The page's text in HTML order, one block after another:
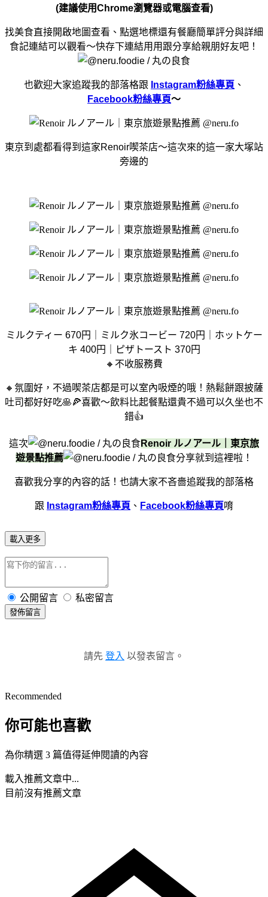
(建議使用Chrome瀏覽器或電腦查看)
找美食直接開啟地圖查看、點選地標還有餐廳簡單評分與詳細
食記連結可以觀看～快存下連結用用跟分享給親朋好友吧！
也歡迎大家追蹤我的部落格跟 Instagram粉絲專頁 、
Facebook粉絲專頁～
東京到處都看得到這家Renoir喫茶店～這次來的這一家大塚站
旁邊的
ミルクティー 670円｜ミルク氷コービー 720円｜ホットケー
キ 400円｜ピザトースト 370円
🔸不收服務費
🔸氛圍好，不過喫茶店都是可以室內吸煙的哦！熱鬆餅跟披薩
吐司都好好吃🥞🍕喜歡～飲料比起餐點還貴不過可以久坐也不
錯👍
這次
Renoir ルノアール｜東京旅
遊景點推薦
分享就到這裡啦！
喜歡我分享的內容的話！ 也請大家不吝嗇追蹤我的部落格
跟 Instagram粉絲專頁 、 Facebook粉絲專頁唷
載入更多
公開留言 私密留言
發佈留言
請先 登入 以發表留言。
Recommended
你可能也喜歡
為你精選 3 篇值得延伸閱讀的內容
載入推薦文章中...
目前沒有推薦文章